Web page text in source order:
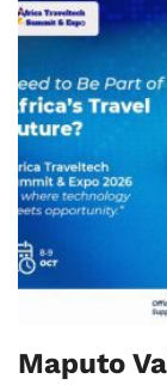
Maputo